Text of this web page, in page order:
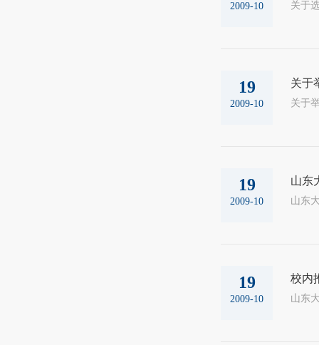
2009-10
19
2009-10
关于
19
2009-10
山东
19
2009-10
校内
山东